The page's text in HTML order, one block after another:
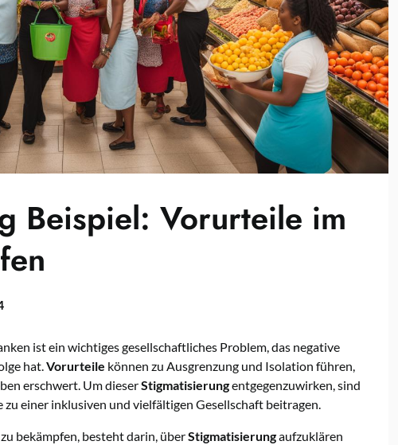
Beispiel: Vorurteile im
ist ein wichtiges gesellschaftliches Problem, das negative
hat.Vorurteile können zu Ausgrenzung und Isolation führen,
erschwert. Um dieserStigmatisierungentgegenzuwirken, sind
einer inklusiven und vielfältigen Gesellschaft beitragen.
bekämpfen, besteht darin, überStigmatisierungaufzuklären